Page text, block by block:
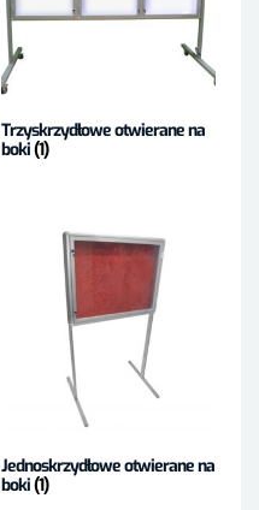
Trzyskrzydłowe otwierane na
boki(1)
Jednoskrzydłowe otwierane na
boki(1)